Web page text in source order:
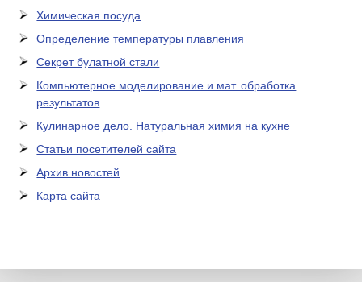
Химическая посуда
Определение температуры плавления
Секрет булатной стали
Компьютерное моделирование и мат. обработка
результатов
Кулинарное дело. Натуральная химия на кухне
Статьи посетителей сайта
Архив новостей
Карта сайта